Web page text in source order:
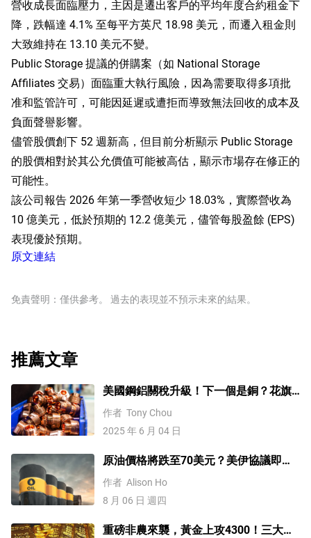
營收成長面臨壓力，主因是遷出客戶的平均年度合約租金下
降，跌幅達 4.1% 至每平方英尺 18.98 美元，而遷入租金則
大致維持在 13.10 美元不變。
Public Storage 提議的併購案（如 National Storage
Affiliates 交易）面臨重大執行風險，因為需要取得多項批
准和監管許可，可能因延遲或遭拒而導致無法回收的成本及
負面聲譽影響。
儘管股價創下 52 週新高，但目前分析顯示 Public Storage
的股價相對於其公允價值可能被高估，顯示市場存在修正的
可能性。
該公司報告 2026 年第一季營收短少 18.03%，實際營收為
10 億美元，低於預期的 12.2 億美元，儘管每股盈餘 (EPS)
表現優於預期。
原文連結
免責聲明：僅供參考。 過去的表現並不預示未來的結果。
推薦文章
美國鋼鋁關稅升級！下一個是銅？花旗
這樣說
作者 Tony Chou
2025 年 6 月 04 日
原油價格將跌至70美元？美伊協議即將
達成，但小心衝突再起
作者 Alison Ho
8 月 06 日 週四
重磅非農來襲，黃金上攻4300！三大因